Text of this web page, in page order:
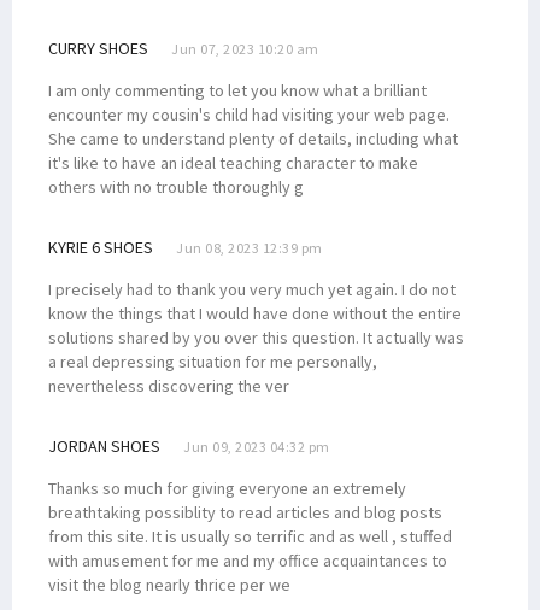
CURRY SHOES Jun 07, 2023 10:20 am
I am only commenting to let you know what a brilliant
encounter my cousin's child had visiting your web page.
She came to understand plenty of details, including what
it's like to have an ideal teaching character to make
others with no trouble thoroughly g
KYRIE 6 SHOES Jun 08, 2023 12:39 pm
I precisely had to thank you very much yet again. I do not
know the things that I would have done without the entire
solutions shared by you over this question. It actually was
a real depressing situation for me personally,
nevertheless discovering the ver
JORDAN SHOES Jun 09, 2023 04:32 pm
Thanks so much for giving everyone an extremely
breathtaking possiblity to read articles and blog posts
from this site. It is usually so terrific and as well , stuffed
with amusement for me and my office acquaintances to
visit the blog nearly thrice per we